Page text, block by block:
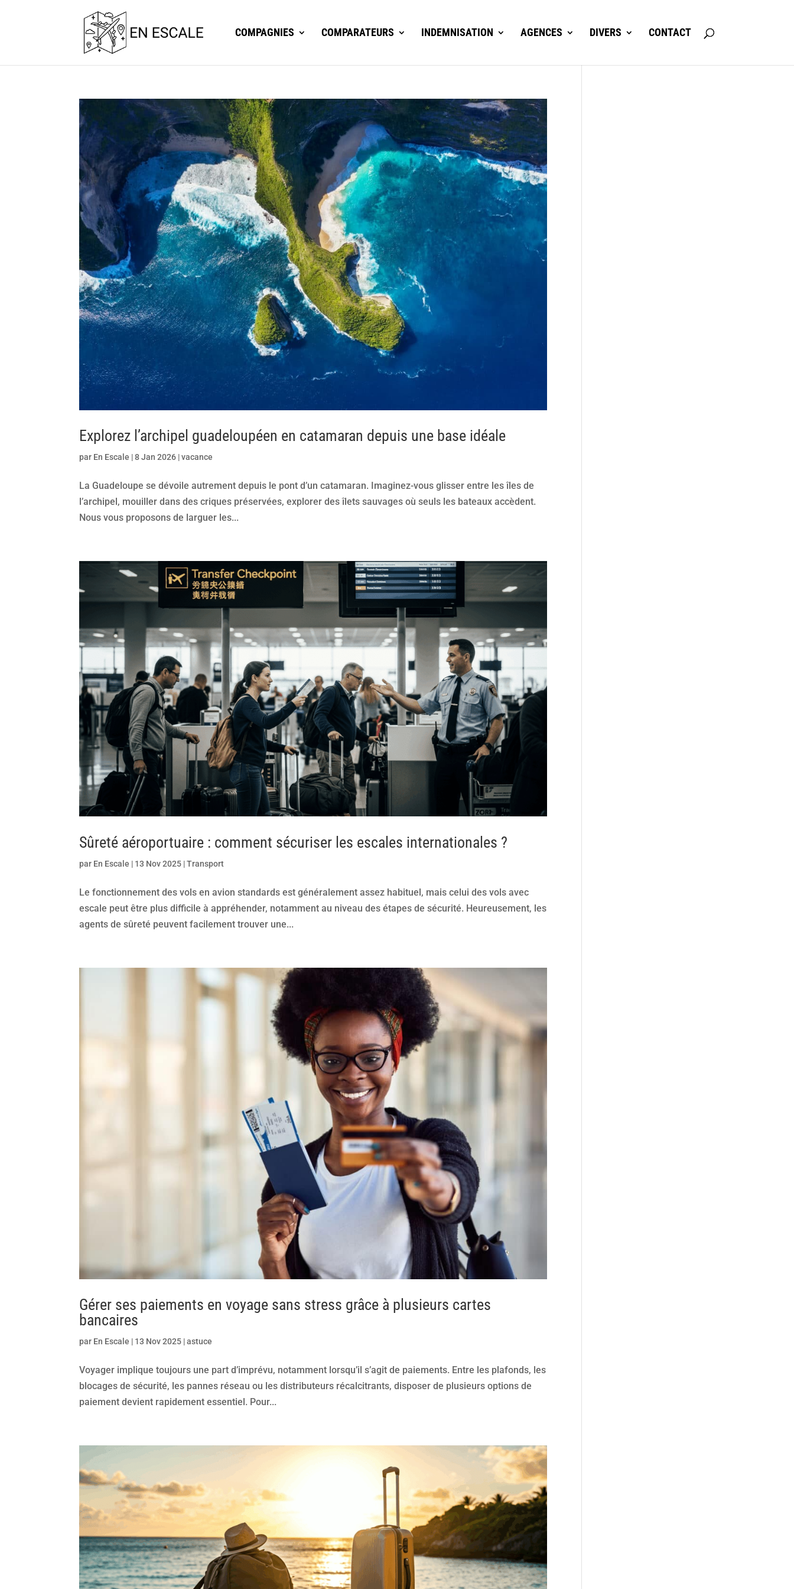
COMPAGNIES COMPARATEURS INDEMNISATION AGENCES DIVERS CONTACT
Explorez l’archipel guadeloupéen en catamaran depuis une base idéale
par En Escale |8 Jan 2026 |vacance
La Guadeloupe se dévoile autrement depuis le pont d’un catamaran. Imaginez-vous glisser entre les îles de
l’archipel, mouiller dans des criques préservées, explorer des îlets sauvages où seuls les bateaux accèdent.
Nous vous proposons de larguer les...
Sûreté aéroportuaire : comment sécuriser les escales internationales ?
par En Escale | 13 Nov 2025 |Transport
Le fonctionnement des vols en avion standards est généralement assez habituel, mais celui des vols avec
escale peut être plus difficile à appréhender, notamment au niveau des étapes de sécurité. Heureusement, les
agents de sûreté peuvent facilement trouver une...
Gérer ses paiements en voyage sans stress grâce à plusieurs cartes
bancaires
par En Escale | 13 Nov 2025 |astuce
Voyager implique toujours une part d’imprévu, notamment lorsqu’il s’agit de paiements. Entre les plafonds, les
blocages de sécurité, les pannes réseau ou les distributeurs récalcitrants, disposer de plusieurs options de
paiement devient rapidement essentiel. Pour...